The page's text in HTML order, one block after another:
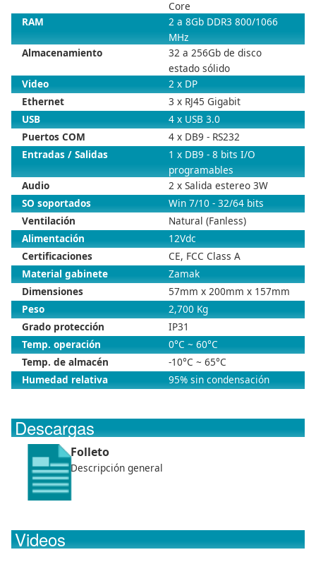
Core
RAM
2 a 8Gb DDR3 800/1066
MHz
Almacenamiento
32 a 256Gb de disco
estado sólido
Video
2 x DP
Ethernet
3 x RJ45 Gigabit
USB
4 x USB 3.0
Puertos COM
4 x DB9 - RS232
Entradas / Salidas
1 x DB9 - 8 bits I/O
programables
Audio
2 x Salida estereo 3W
SO soportados
Win 7/10 - 32/64 bits
Ventilación
Natural (Fanless)
Alimentación
12Vdc
Certificaciones
CE, FCC Class A
Material gabinete
Zamak
Dimensiones
57mm x 200mm x 157mm
Peso
2,700 Kg
Grado protección
IP31
Temp. operación
0°C ~ 60°C
Temp. de almacén
-10°C ~ 65°C
Humedad relativa
95% sin condensación
Descargas
Folleto
Descripción general
Videos